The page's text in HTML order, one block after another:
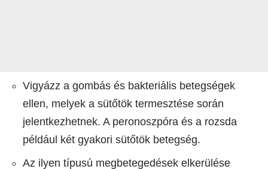
Vigyázz a gombás és bakteriális betegségek
ellen, melyek a sütőtök termesztése során
jelentkezhetnek. A peronoszpóra és a rozsda
például két gyakori sütőtök betegség.
Az ilyen típusú megbetegedések elkerülése